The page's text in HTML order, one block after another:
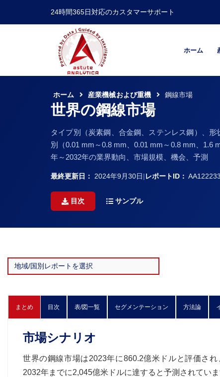
24時間365日対応のカスタマーサポート
ホーム
ホーム 産業機械および重機 鋼線市場
世界の鋼線市場
タイプ別（炭素鋼、合金鋼、ステンレス鋼）、
別（0.01 mm～0.8 mm、0.01 mm～0.8 mm、1.6
年～2032年の業界動向、市場規模、機会、予測
最終更新日： 2024年9月30日|レポートID：
目次 サンプル
まとめ 目次 表/図一覧 セグメンテーション 方法論
市場シナリオ
世界の鋼線市場は2023年に860.2億米ドルと評価さ
2032年までに2,045億米ドルに達すると予測されてい